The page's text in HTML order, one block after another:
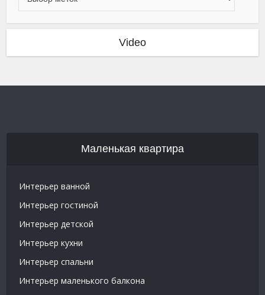
Video
Маленькая квартира
Интерьер ванной
Интерьер гостиной
Интерьер детской
Интерьер кухни
Интерьер спальни
Интерьер маленького балкона